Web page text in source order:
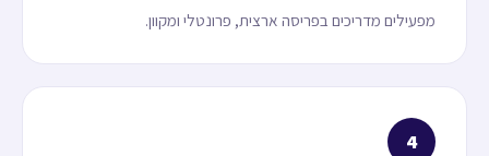
מפעילים מדריכים בפריסה ארצית, פרונטלי ומקוון.
4